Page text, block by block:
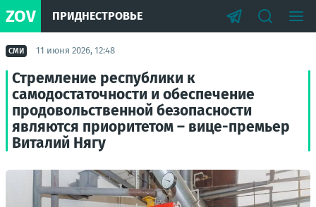
ZOV ПРИДНЕСТРОВЬЕ
СМИ 11 июня 2026, 12:48
Стремление республики к
самодостаточности и обеспечение
продовольственной безопасности
являются приоритетом – вице-премьер
Виталий Нягу